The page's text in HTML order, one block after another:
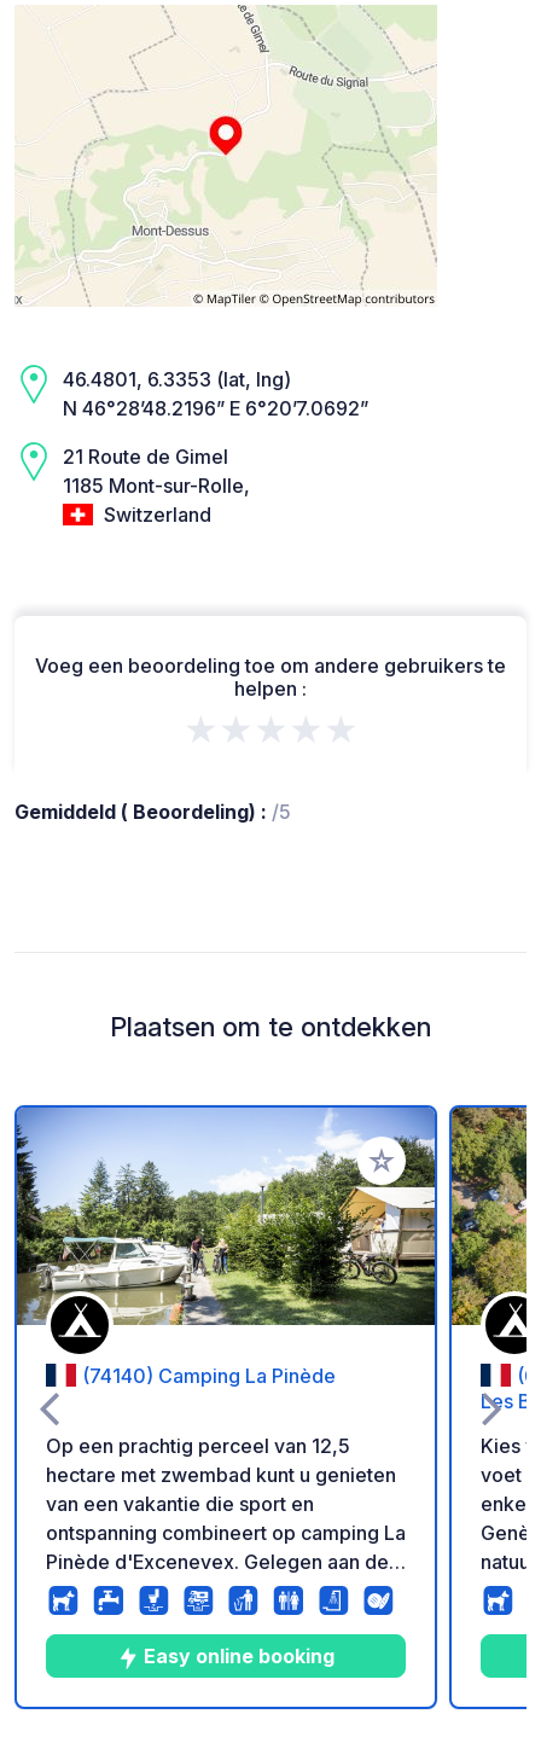
46.4801, 6.3353 (lat, lng)
N 46°28’48.2196” E 6°20’7.0692”
21 Route de Gimel
1185 Mont-sur-Rolle,
Switzerland
Voeg een beoordeling toe om andere gebruikers te
helpen :
★★★★★
Gemiddeld ( Beoordeling) : /5
Plaatsen om te ontdekken
Voeg toe aan je
(74140) Camping La Pinède
Op een prachtig perceel van 12,5
hectare met zwembad kunt u genieten
van een vakantie die sport en
ontspanning combineert op camping La
Pinède d'Excenevex. Gelegen aan de
oevers van het Meer van Genève, het
grootste meer van Europa, dichtbij
Zwitserland en de beste
Savoiebestemmingen zoals Thonon-
Les-Bains en Evian, kunt u hier
Easy online booking
Les
Kies
voet
op
in de
alle